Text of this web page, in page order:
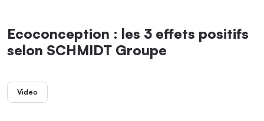
Ecoconception : les 3 effets positifs
selon SCHMIDT Groupe
Vidéo